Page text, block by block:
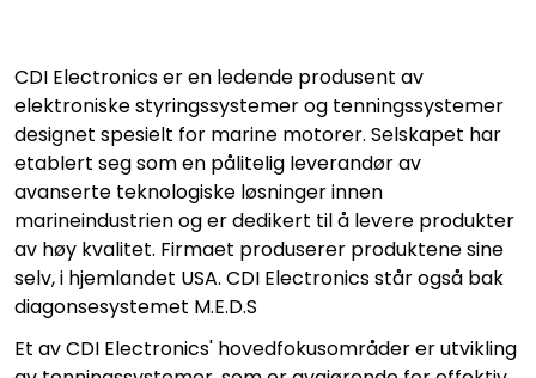
CDI Electronics er en ledende produsent av
elektroniske styringssystemer og tenningssystemer
designet spesielt for marine motorer. Selskapet har
etablert seg som en pålitelig leverandør av
avanserte teknologiske løsninger innen
marineindustrien og er dedikert til å levere produkter
av høy kvalitet. Firmaet produserer produktene sine
selv, i hjemlandet USA. CDI Electronics står også bak
diagonsesystemet M.E.D.S
Et av CDI Electronics' hovedfokusområder er utvikling